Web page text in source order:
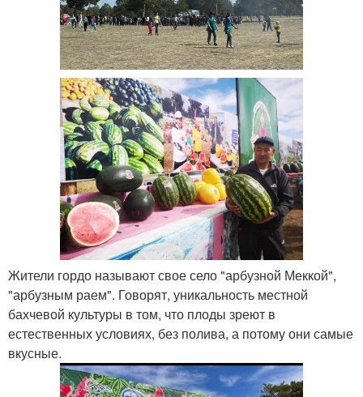
Жители гордо называют свое село "арбузной Меккой",
"арбузным раем". Говорят, уникальность местной
бахчевой культуры в том, что плоды зреют в
естественных условиях, без полива, а потому они самые
вкусные.